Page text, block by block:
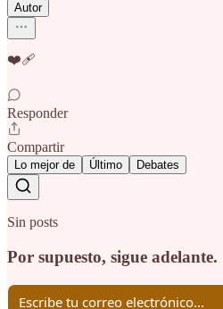
Autor
❤️‍🩹
Responder
Compartir
Lo mejor de Último Debates
Sin posts
Por supuesto, sigue adelante.